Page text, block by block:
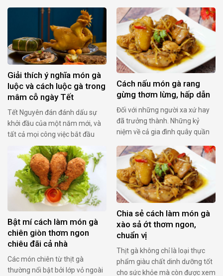
Giải thích ý nghĩa món gà
luộc và cách luộc gà trong
mâm cỗ ngày Tết
Tết Nguyên đán đánh dấu sự
khởi đầu của một năm mới, và
tất cả mọi công việc bắt đầu
mới. Ngoài ra, Tết còn là dịp để
gia đình đoàn tụ, tưởng nhớ ông
bà tổ tiên. Vì vậy, dù gia cảnh
khó khăn nhưng người ta không
thể lơ là việc chuẩn bị …
Cách nấu món gà rang
gừng thơm lừng, hấp dẫn
Đối với những người xa xứ hay
đã trưởng thành. Những kỷ
niệm về cả gia đình quây quần
luộc và gà rang gừng cay cay
luôn là những ký ức đáng nhớ.
Muốn một lần quay lại để cảm
nhận cảm giác ngọt ngào và
ấm áp …
Bật mí cách làm món gà
chiên giòn thơm ngon
chiêu đãi cả nhà
Các món chiên từ thịt gà
thường nổi bật bởi lớp vỏ ngoài
Chia sẻ cách làm món gà
xào sả ớt thơm ngon,
chuẩn vị
Thịt gà không chỉ là loại thực
phẩm giàu chất dinh dưỡng tốt
cho sức khỏe mà còn được xem